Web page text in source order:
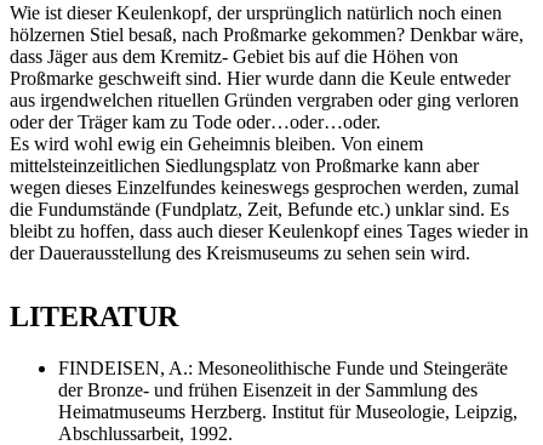
Wie ist dieser Keulenkopf, der ursprünglich natürlich noch einen
hölzernen Stiel besaß, nach Proßmarke gekommen? Denkbar wäre,
dass Jäger aus dem Kremitz- Gebiet bis auf die Höhen von
Proßmarke geschweift sind. Hier wurde dann die Keule entweder
aus irgendwelchen rituellen Gründen vergraben oder ging verloren
oder der Träger kam zu Tode oder…oder…oder.
Es wird wohl ewig ein Geheimnis bleiben. Von einem
mittelsteinzeitlichen Siedlungsplatz von Proßmarke kann aber
wegen dieses Einzelfundes keineswegs gesprochen werden, zumal
die Fundumstände (Fundplatz, Zeit, Befunde etc.) unklar sind. Es
bleibt zu hoffen, dass auch dieser Keulenkopf eines Tages wieder in
der Dauerausstellung des Kreismuseums zu sehen sein wird.
LITERATUR
FINDEISEN, A.: Mesoneolithische Funde und Steingeräte
der Bronze- und frühen Eisenzeit in der Sammlung des
Heimatmuseums Herzberg. Institut für Museologie, Leipzig,
Abschlussarbeit, 1992.